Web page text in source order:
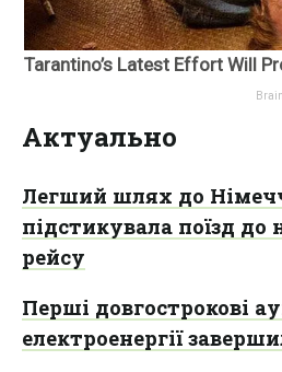
Актуально
Легший шлях до
підстикувала поїзд до
рейсу
Перші довгострокові
електроенергії